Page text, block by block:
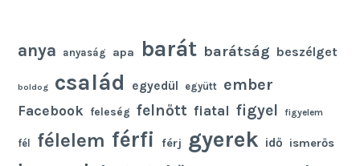
anya anyaság apa barát barátság beszélget
boldog család egyedül együtt ember
Facebook feleség felnőtt fiatal figyel figyelem
fél félelem férfi férj gyerek idő ismerős